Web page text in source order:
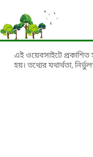
এই ওয়েবসাইটে প্রকাশিত
হয়। তথ্যের যথার্থতা,